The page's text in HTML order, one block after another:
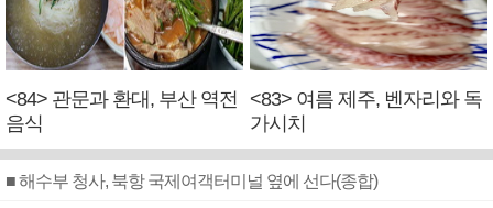
<84> 관문과 환대, 부산 역전
음식
<83> 여름 제주, 벤자리와 독
가시치
■ 해수부 청사, 북항 국제여객터미널 옆에 선다(종합)